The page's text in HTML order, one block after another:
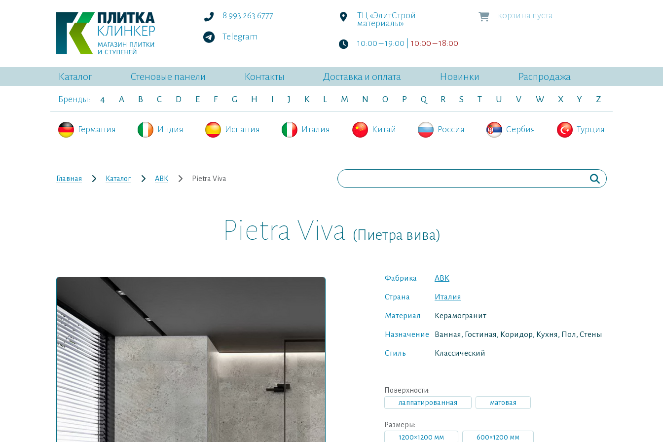
8 993 263 6777
Telegram
ТЦ «ЭлитСтрой
материалы»
10:00 – 19:00 | 10:00 – 18:00
корзина пуста
Каталог Стеновые панели Контакты Доставка и оплата Новинки Распродажа
Бренды: 4 A B C D E F G H J K L M N O P Q R S T U V W X Y Z
Германия Индия Испания Италия Китай Россия Сербия Турция
Главная Каталог ABK Pietra Viva
Pietra Viva (Пиетра вива)
Фабрика ABK
Страна Италия
Материал Керамогранит
Назначение Ванная, Гостиная, Коридор, Кухня, Пол, Стены
Стиль Классический
Поверхности:
лаппатированная
матовая
Размеры:
1200×1200 мм
600×1200 мм